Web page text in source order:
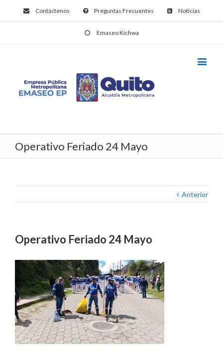
Contáctenos Preguntas Frecuentes Noticias
Emaseo Kichwa
Operativo Feriado 24 Mayo
Anterior
Operativo Feriado 24 Mayo